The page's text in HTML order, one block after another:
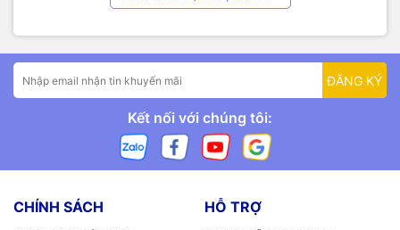
ĐĂNG KÝ
Kết nối với chúng tôi:
CHÍNH SÁCH HỖ TRỢ